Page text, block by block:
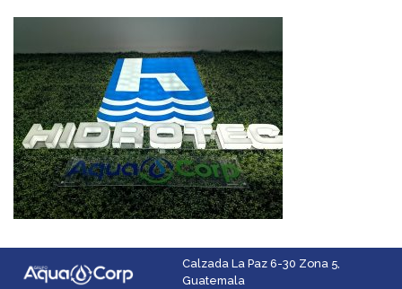
Calzada La Paz 6-30 Zona 5,
Guatemala